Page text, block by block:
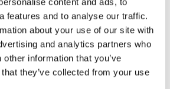
features and to analyse our traffic.
about your use of our site with
and analytics partners who
information that you’ve
they’ve collected from your use